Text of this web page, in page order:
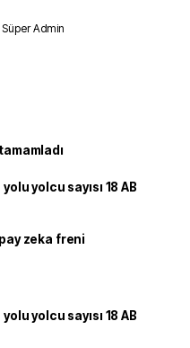
Admin
yolcu sayısı 18 AB
zeka freni
yolcu sayısı 18 AB